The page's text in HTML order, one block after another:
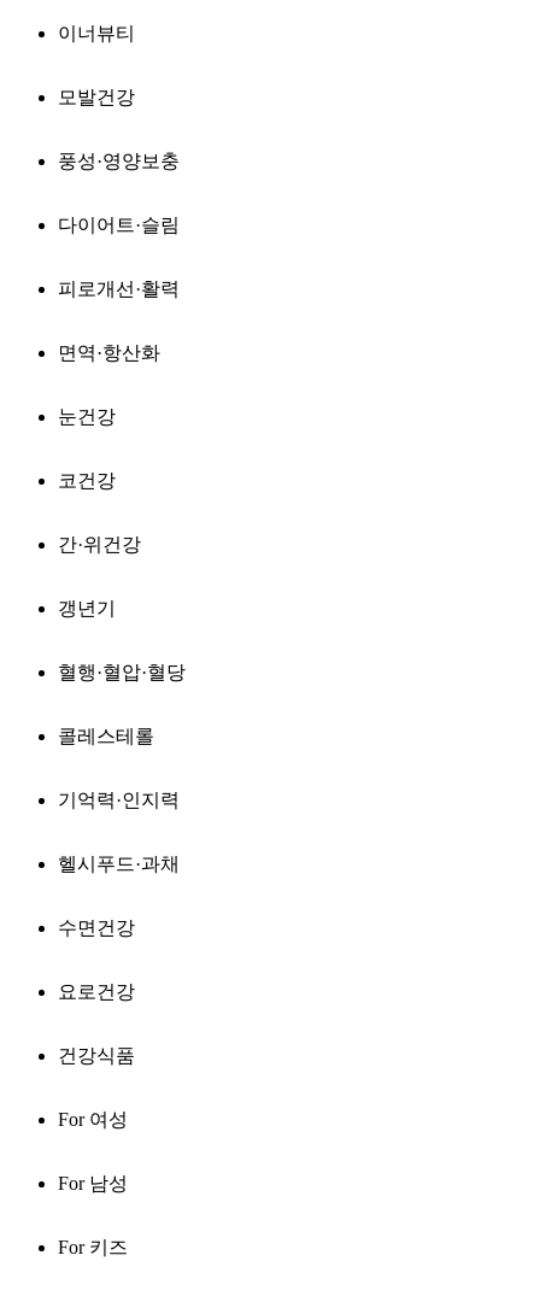
이너뷰티
모발건강
풍성·영양보충
다이어트·슬림
피로개선·활력
면역·항산화
눈건강
코건강
간·위건강
갱년기
혈행·혈압·혈당
콜레스테롤
기억력·인지력
헬시푸드·과채
수면건강
요로건강
건강식품
For 여성
For 남성
For 키즈